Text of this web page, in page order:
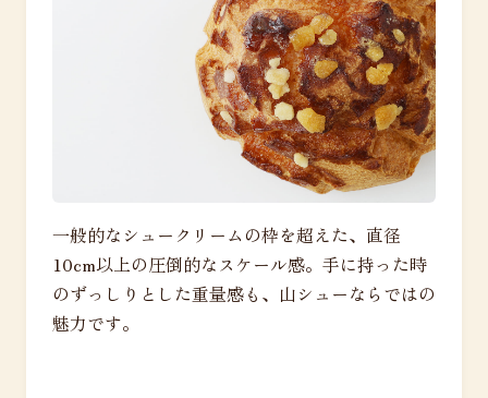
一般的なシュークリームの枠を超えた、直径
10cm以上の圧倒的なスケール感。手に持った時
のずっしりとした重量感も、山シューならではの
魅力です。